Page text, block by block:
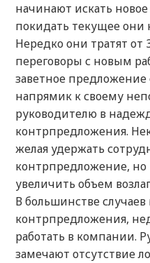
начинают искать
покидать текущее они
Нередко они тратят от
переговоры с новым
заветное предложение
напрямик к своему
руководителю в
контрпредложения.
желая удержать
контрпредложение, но
увеличить объем
В большинстве
контрпредложения,
работать в компании.
замечают отсутствие